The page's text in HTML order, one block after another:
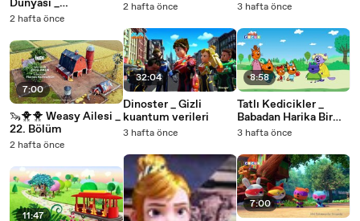
Dünyası _
Büyükannenin
Keşif! 🌼✨
2 hafta önce
7:00
🦦🐥🐥 Weasy Ailesi _
22. Bölüm
2 hafta önce
11:47
kokusu🌸🌺
2 hafta önce
32:04
Dinoster _ Gizli
kuantum verileri
3 hafta önce
Kahramanları! 🌿🦸
3 hafta önce
8:58
Tatlı Kedicikler _
Babadan Harika Bir
Sürpriz! 🎉✨
3 hafta önce
7:00